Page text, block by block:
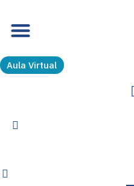
contenido
Aula Virtual